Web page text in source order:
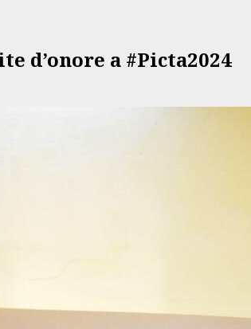
d’onore a #Picta2024